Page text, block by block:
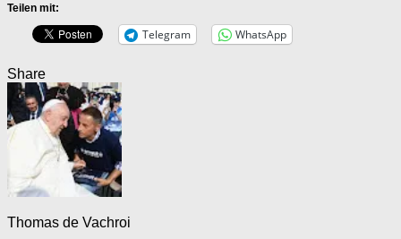
Teilen mit:
Telegram WhatsApp
Share
Thomas de Vachroi